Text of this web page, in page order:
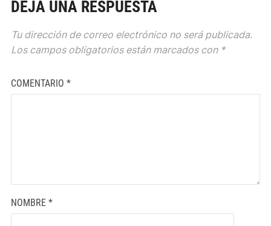
DEJA UNA RESPUESTA
Tu dirección de correo electrónico no será publicada.
Los campos obligatorios están marcados con *
COMENTARIO *
NOMBRE *